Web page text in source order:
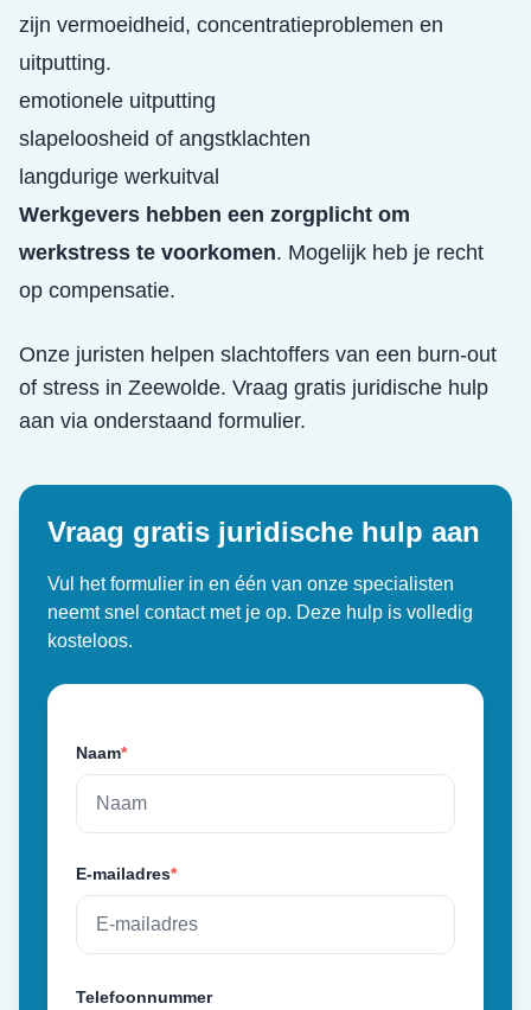
zijn vermoeidheid, concentratieproblemen en
uitputting.
emotionele uitputting
slapeloosheid of angstklachten
langdurige werkuitval
Werkgevers hebben een zorgplicht om
werkstress te voorkomen. Mogelijk heb je recht
op compensatie.
Onze juristen helpen slachtoffers van een burn-out
of stress in Zeewolde. Vraag gratis juridische hulp
aan via onderstaand formulier.
Vraag gratis juridische hulp aan
Vul het formulier in en één van onze specialisten
neemt snel contact met je op. Deze hulp is volledig
kosteloos.
Naam*
E-mailadres*
Telefoonnummer